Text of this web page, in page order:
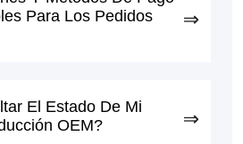
Para Los Pedidos
El Estado De Mi
OEM?